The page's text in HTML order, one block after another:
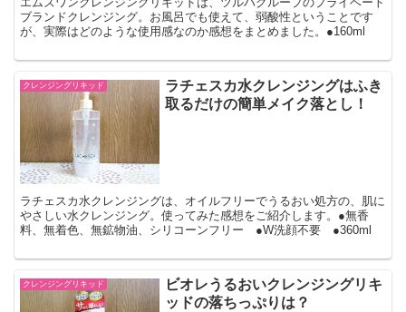
ブランドクレンジング。お風呂でも使えて、弱酸性ということです
が、実際はどのような使用感なのか感想をまとめました。●160ml
クレンジングリキッド
ラチェスカ水クレンジングはふき
取るだけの簡単メイク落とし！
ラチェスカ水クレンジングは、オイルフリーでうるおい処方の、肌に
やさしい水クレンジング。使ってみた感想をご紹介します。●無香
料、無着色、無鉱物油、シリコーンフリー ●W洗顔不要 ●360ml
クレンジングリキッド
ビオレうるおいクレンジングリキ
ッドの落ちっぷりは？